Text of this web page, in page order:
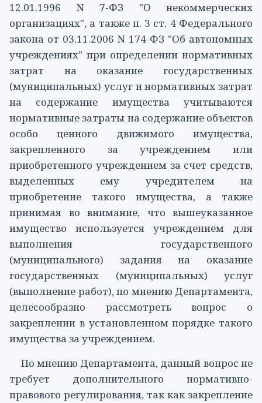
12.01.1996 N 7-ФЗ "О некоммерческих
организациях", а также п. 3 ст. 4Федерального
закона от 03.11.2006 N 174-ФЗ "Об автономных
учреждениях" при определении нормативных
затрат на оказание государственных
(муниципальных) услуг и нормативных затрат
на содержание имущества учитываются
нормативные затраты на содержание объектов
особо ценного движимого имущества,
закрепленного за учреждением или
приобретенного учреждением за счет средств,
выделенных ему учредителем на
приобретение такого имущества, а также
принимая во внимание, что вышеуказанное
имущество используется учреждением для
выполнения государственного
(муниципального) задания на оказание
государственных (муниципальных) услуг
(выполнение работ), по мнению Департамента,
целесообразно рассмотреть вопрос о
закреплении в установленном порядке такого
имущества за учреждением.
По мнению Департамента, данный вопрос не
требует дополнительного нормативно-
правового регулирования, так как закрепление